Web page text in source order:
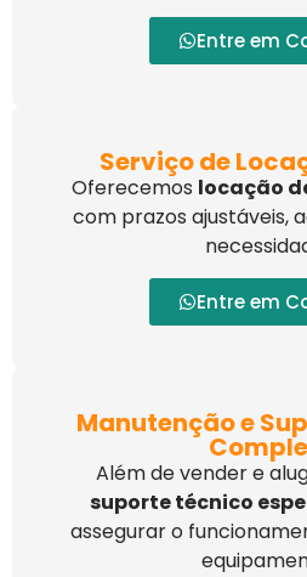
Entre em
Serviço de
Oferecemos locação
com prazos ajustáveis,
Entre em
Manutenção e
Além de vender e
suporte técnico
assegurar o